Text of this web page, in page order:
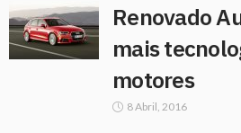
Renovado
mais
motores
8 Abril, 2016